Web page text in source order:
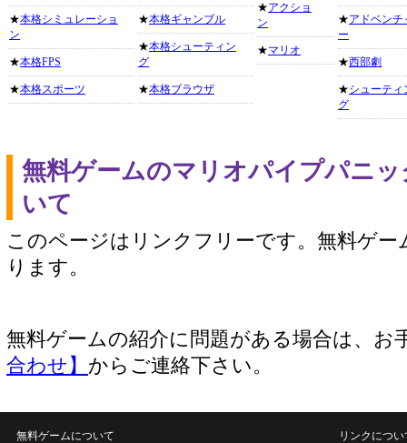
★本格シミュレーショ
ン
★本格FPS
★本格スポーツ
★本格ギャンブル
★本格シューティン
グ
★本格ブラウザ
★アクショ
ン
★マリオ
★アドベンチ
ー
★西部劇
★シューティ
グ
無料ゲームのマリオパイプパニ
いて
このページはリンクフリーです。無料ゲー
ります。
無料ゲームの紹介に問題がある場合は、お
合わせ】 からご連絡下さい。
無料ゲームについて リンクについ